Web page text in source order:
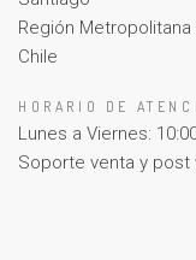
Región
Chile
HORARIO DE
Lunes a Viernes:
Soporte venta y post